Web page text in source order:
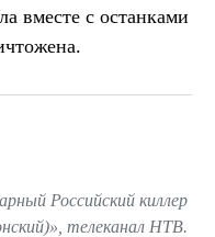
вместе с останками
Российский киллер
телеканал НТВ.